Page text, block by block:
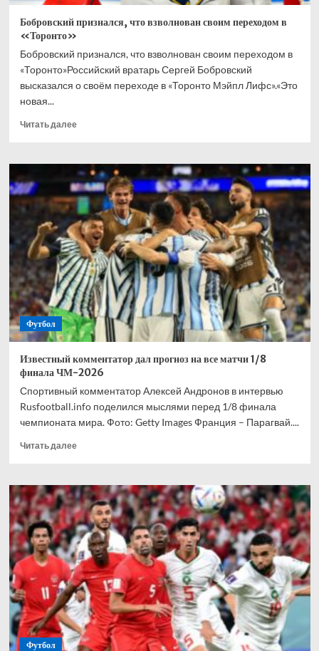
Бобровский признался, что взволнован своим переходом в
«Торонто»
Бобровский признался, что взволнован своим переходом в
«Торонто»Российский вратарь Сергей Бобровский
высказался о своём переходе в «Торонто Мэйпл Лифс».«Это
новая...
Читать далееПрочитать
Бобровский
признался,
что
взволнован
своим
переходом
в
«Торонто»
Футбол
Известный комментатор дал прогноз на все матчи 1/8
финала ЧМ-2026
Спортивный комментатор Алексей Андронов в интервью
Rusfootball.info поделился мыслями перед 1/8 финала
чемпионата мира. Фото: Getty Images Франция – Парагвай....
Читать далееПрочитать
Известный
комментатор
дал
прогноз
на
все
матчи
1/8
финала
ЧМ-2026
Футбол